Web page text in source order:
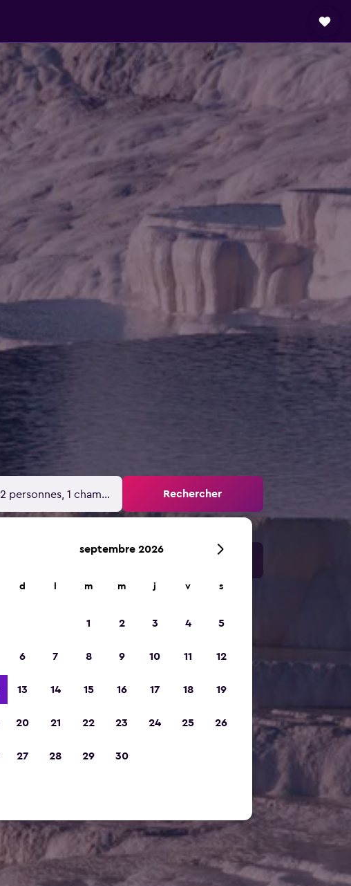
2 personnes, 1 chambre Rechercher
septembre 2026
d m m j v s
1 2 3 4 5
6 7 8 9 10 11 12
13 14 15 16 17 18 19
20 21 22 23 24 25 26
27 28 29 30